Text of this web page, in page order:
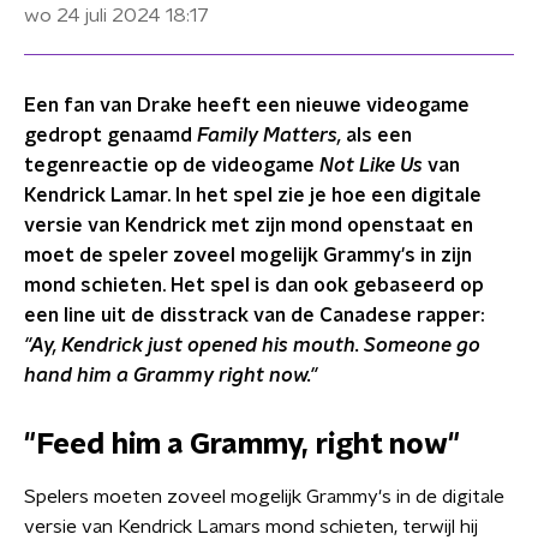
wo 24 juli 2024 18:17
Een fan van Drake heeft een nieuwe videogame
gedropt genaamd Family Matters, als een
tegenreactie op de videogame Not Like Us van
Kendrick Lamar. In het spel zie je hoe een digitale
versie van Kendrick met zijn mond openstaat en
moet de speler zoveel mogelijk Grammy's in zijn
mond schieten. Het spel is dan ook gebaseerd op
een line uit de disstrack van de Canadese rapper:
"Ay, Kendrick just opened his mouth. Someone go
hand him a Grammy right now."
"Feed him a Grammy, right now"
Spelers moeten zoveel mogelijk Grammy's in de digitale
versie van Kendrick Lamars mond schieten, terwijl hij